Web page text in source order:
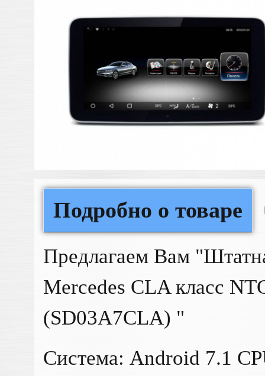
Подробно о товаре
Предлагаем Вам
Mercedes CLA класс
(SD03A7CLA) "
Система: Android 7.1